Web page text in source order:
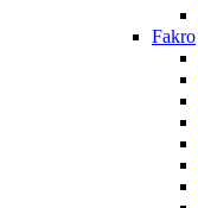
Fakro